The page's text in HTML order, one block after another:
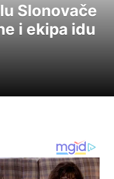
Slonovače
i ekipa idu